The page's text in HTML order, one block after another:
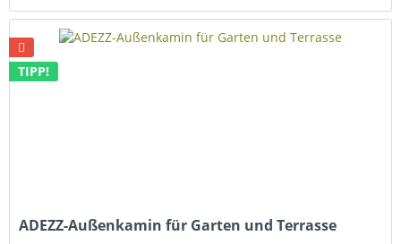
TIPP!
ADEZZ-Außenkamin für Garten und Terrasse